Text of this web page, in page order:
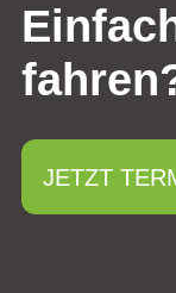
JETZT